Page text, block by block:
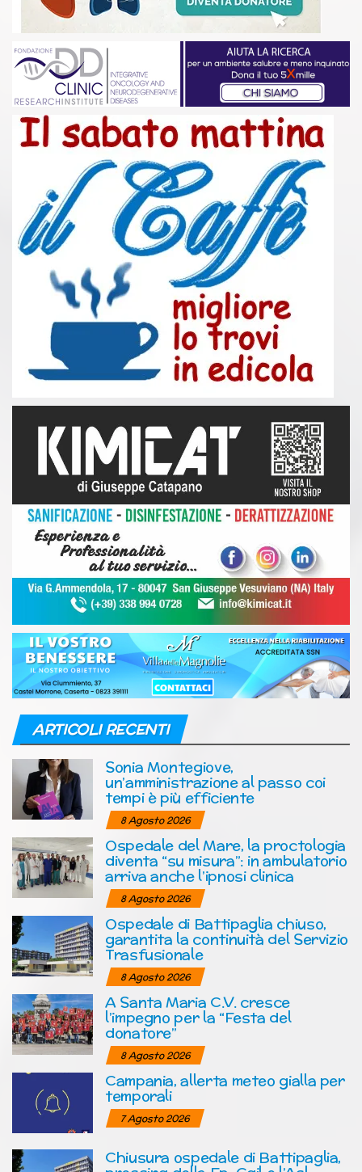
ARTICOLI RECENTI
Sonia Montegiove,
un’amministrazione al passo coi
tempi è più efficiente
8 Agosto 2026
Ospedale del Mare, la proctologia
diventa “su misura”: in ambulatorio
arriva anche l’ipnosi clinica
8 Agosto 2026
Ospedale di Battipaglia chiuso,
garantita la continuità del Servizio
Trasfusionale
8 Agosto 2026
A Santa Maria C.V. cresce
l’impegno per la “Festa del
donatore”
8 Agosto 2026
Campania, allerta meteo gialla per
temporali
7 Agosto 2026
Chiusura ospedale di Battipaglia,